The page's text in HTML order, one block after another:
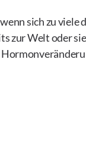
sich zu viele
zur Welt oder